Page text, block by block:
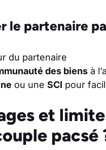
le partenaire
du partenaire
des biens à
ou une SCI pour
et
pacsé